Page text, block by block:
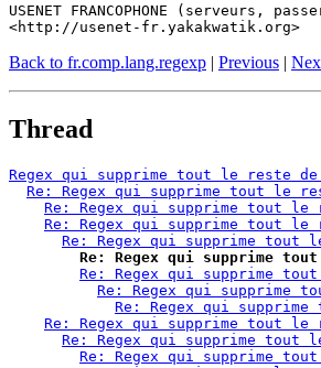
USENET FRANCOPHONE (serveurs,
Back to fr.comp.lang.regexp | Previous |
Thread
Regex qui supprime tout le reste
Re: Regex qui supprime tout le
Re: Regex qui supprime tout
Re: Regex qui supprime tout
Re: Regex qui supprime tout
Re: Regex qui supprime
Re: Regex qui supprime
Re: Regex qui supprime
Re: Regex qui
Re: Regex qui supprime tout
Re: Regex qui supprime tout
Re: Regex qui supprime